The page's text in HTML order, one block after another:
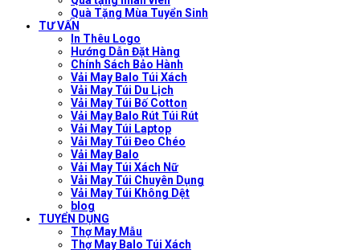
Quà Tặng Mùa Tuyển Sinh
TƯ VẤN
In Thêu Logo
Hướng Dẫn Đặt Hàng
Chính Sách Bảo Hành
Vải May Balo Túi Xách
Vải May Túi Du Lịch
Vải May Túi Bố Cotton
Vải May Balo Rút Túi Rút
Vải May Túi Laptop
Vải May Túi Đeo Chéo
Vải May Balo
Vải May Túi Xách Nữ
Vải May Túi Chuyên Dụng
Vải May Túi Không Dệt
blog
TUYỂN DỤNG
Thợ May Mẫu
Thợ May Balo Túi Xách